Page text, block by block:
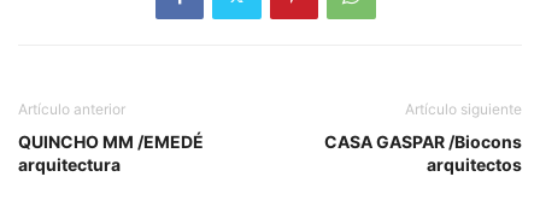
Artículo anterior
QUINCHO MM /EMEDÉ
arquitectura
Artículo siguiente
CASA GASPAR /Biocons
arquitectos